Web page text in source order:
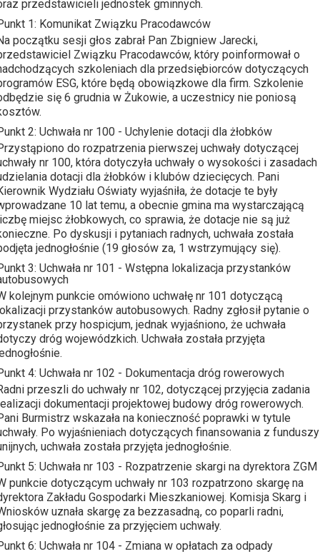
przedstawicieli jednostek gminnych.
1: Komunikat Związku Pracodawców
początku sesji głos zabrał Pan Zbigniew Jarecki,
Związku Pracodawców, który poinformował o
szkoleniach dla przedsiębiorców dotyczących
ESG, które będą obowiązkowe dla firm. Szkolenie
się 6 grudnia w Żukowie, a uczestnicy nie poniosą
2: Uchwała nr 100 - Uchylenie dotacji dla żłobków
do rozpatrzenia pierwszej uchwały dotyczącej
nr 100, która dotyczyła uchwały o wysokości i zasadach
dotacji dla żłobków i klubów dziecięcych. Pani
Wydziału Oświaty wyjaśniła, że dotacje te były
10 lat temu, a obecnie gmina ma wystarczającą
miejsc żłobkowych, co sprawia, że dotacje nie są już
Po dyskusji i pytaniach radnych, uchwała została
jednogłośnie (19 głosów za, 1 wstrzymujący się).
3: Uchwała nr 101 - Wstępna lokalizacja przystanków
kolejnym punkcie omówiono uchwałę nr 101 dotyczącą
przystanków autobusowych. Radny zgłosił pytanie o
przy hospicjum, jednak wyjaśniono, że uchwała
dróg wojewódzkich. Uchwała została przyjęta
4: Uchwała nr 102 - Dokumentacja dróg rowerowych
przeszli do uchwały nr 102, dotyczącej przyjęcia zadania
dokumentacji projektowej budowy dróg rowerowych.
Burmistrz wskazała na konieczność poprawki w tytule
Po wyjaśnieniach dotyczących finansowania z funduszy
uchwała została przyjęta jednogłośnie.
5: Uchwała nr 103 - Rozpatrzenie skargi na dyrektora ZGM
punkcie dotyczącym uchwały nr 103 rozpatrzono skargę na
Zakładu Gospodarki Mieszkaniowej. Komisja Skarg i
uznała skargę za bezzasadną, co poparli radni,
jednogłośnie za przyjęciem uchwały.
6: Uchwała nr 104 - Zmiana w opłatach za odpady